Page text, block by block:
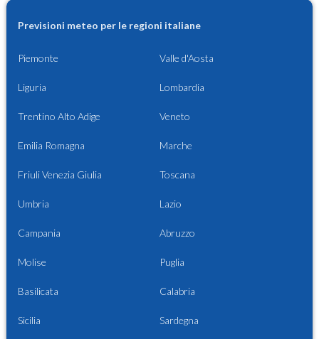
Previsioni meteo per le regioni italiane
Piemonte Valle d'Aosta
Liguria Lombardia
Trentino Alto Adige Veneto
Emilia Romagna Marche
Friuli Venezia Giulia Toscana
Umbria Lazio
Campania Abruzzo
Molise Puglia
Basilicata Calabria
Sicilia Sardegna